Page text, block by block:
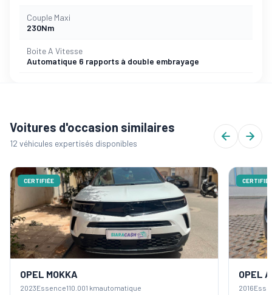
Couple Maxi
230Nm
Boite A Vitesse
Automatique 6 rapports à double embrayage
Voitures d'occasion similaires
12 véhicules expertisés disponibles
CERTIFIÉE
OPEL MOKKA
2023Essence110.001 kmautomatique
CERTIFIÉE
OPEL
2016